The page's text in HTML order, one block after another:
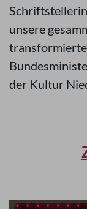
unsere
der Kultur